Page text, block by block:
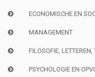
ECONOMISCHE EN
MANAGEMENT
FILOSOFIE,
PSYCHOLOGIE EN